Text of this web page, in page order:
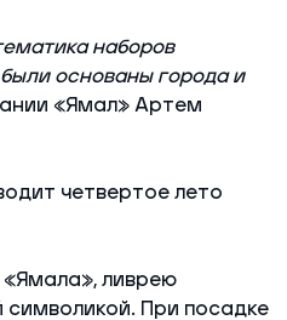
наборов
основаны города и
«Ямал» Артем
четвертое лето
ливрею
При посадке